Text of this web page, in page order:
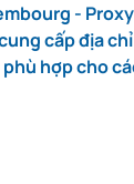
-
cấp địa
hợp cho